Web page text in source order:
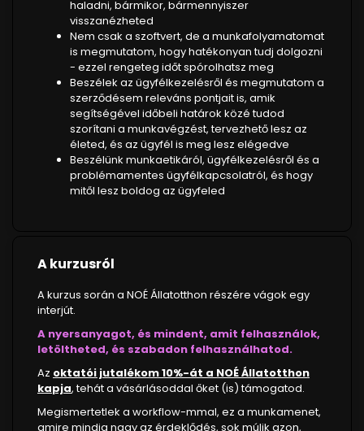
haladni, bármikor, bármennyiszer
visszanézheted
Nem csak a szoftvert, de a munkafolyamatomat
is megmutatom, hogy hatékonyan tudj dolgozni
- ezzel rengeteg időt spórolhatsz meg
Beszélek az ügyfélkezelésről és megmutatom a
szerződésem releváns pontjait is, amik
segítségével időbeli határok közé tudod
szorítani a munkavégzést, tervezhető lesz az
életed, és az ügyfél is meg lesz elégedve
Beszélünk munkaetikáról, ügyfélkezelésről és a
problémamentes ügyfélkapcsolatról, és hogy
mitől lesz boldog az ügyfeled
A kurzusról
A kurzus során a NOÉ Állatotthon részére vágok egy
interjút.
A nyersanyagot, és mindent, amit felhasználok,
letöltheted, és szabadon felhasználhatod.
Az oktatói jutalékom 10%-át a NOÉ Állatotthon
kapja, tehát a vásárlásoddal őket (is) támogatod.
Megismertetlek a workflow-mmal, ez a munkamenet,
amire mindig nagy az érdeklődés, sok múlik azon,